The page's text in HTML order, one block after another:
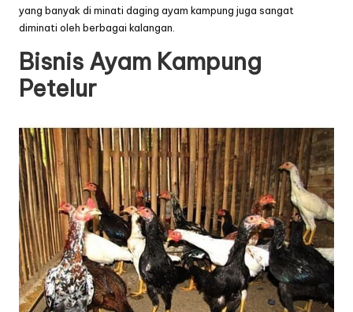
yang banyak di minati daging ayam kampung juga sangat
diminati oleh berbagai kalangan.
Bisnis Ayam Kampung
Petelur